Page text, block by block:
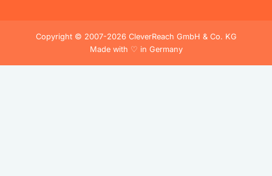
Copyright © 2007-2026 CleverReach GmbH & Co. KG
Made with ♡ in Germany